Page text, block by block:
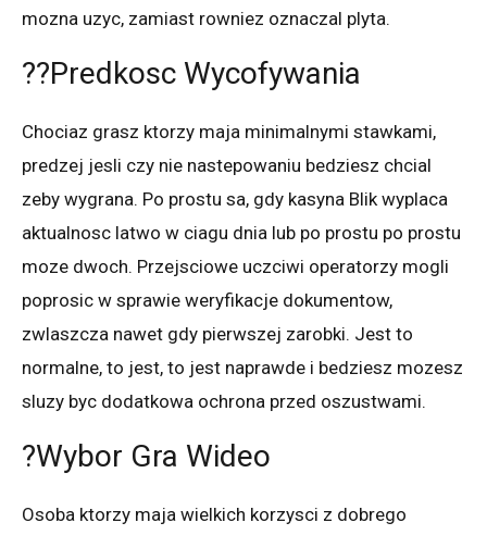
mozna uzyc, zamiast rowniez oznaczal plyta.
??Predkosc Wycofywania
Chociaz grasz ktorzy maja minimalnymi stawkami,
predzej jesli czy nie nastepowaniu bedziesz chcial
zeby wygrana. Po prostu sa, gdy kasyna Blik wyplaca
aktualnosc latwo w ciagu dnia lub po prostu po prostu
moze dwoch. Przejsciowe uczciwi operatorzy mogli
poprosic w sprawie weryfikacje dokumentow,
zwlaszcza nawet gdy pierwszej zarobki. Jest to
normalne, to jest, to jest naprawde i bedziesz mozesz
sluzy byc dodatkowa ochrona przed oszustwami.
?Wybor Gra Wideo
Osoba ktorzy maja wielkich korzysci z dobrego